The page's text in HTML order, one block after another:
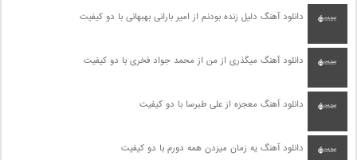
دانلود آهنگ دلیل زنده بودنم از امیر بارانی بهبهانی با دو کیفیت
دانلود آهنگ میگذری از من از محمد جواد فخری با دو کیفیت
دانلود آهنگ معجزه از علی طبرسا با دو کیفیت
دانلود آهنگ یه زمان میزدن همه دورم با دو کیفیت